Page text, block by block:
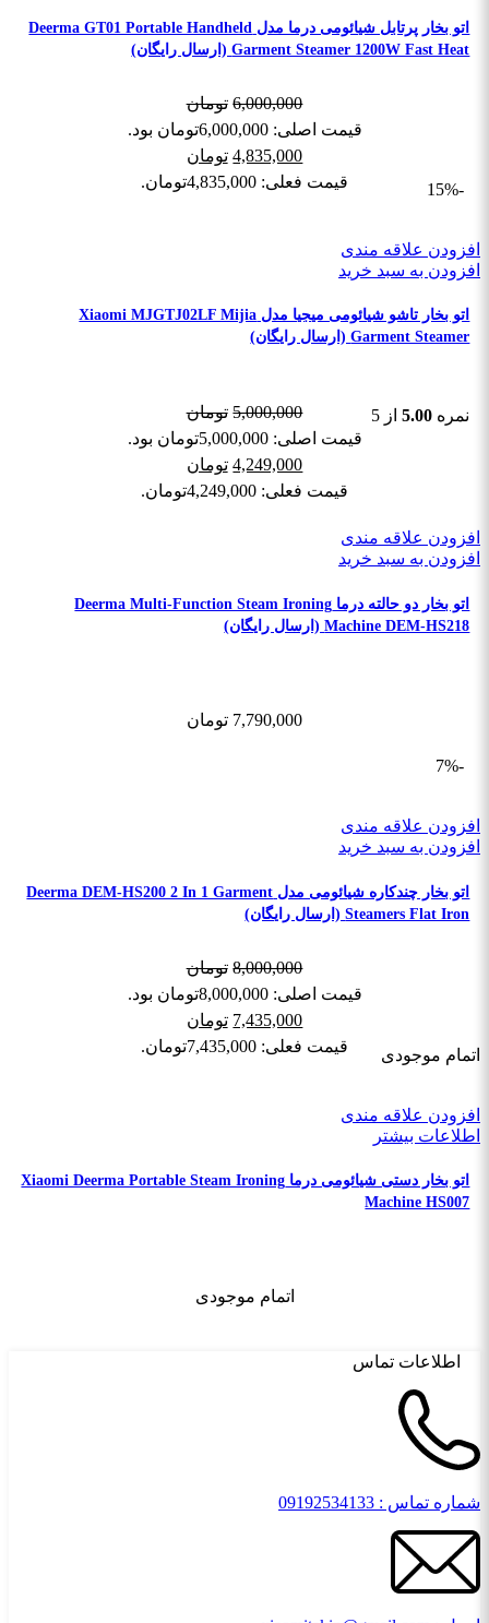
اتو بخار پرتابل شیائومی درما مدل Deerma GT01 Portable Handheld
Garment Steamer 1200W Fast Heat (ارسال رایگان)
6,000,000 تومان
قیمت اصلی: 6,000,000تومان بود.
4,835,000 تومان
قیمت فعلی: 4,835,000تومان.
-15%
افزودن علاقه مندی
افزودن به سبد خرید
اتو بخار تاشو شیائومی میجیا مدل Xiaomi MJGTJ02LF Mijia
Garment Steamer (ارسال رایگان)
نمره 5.00از 5 5,000,000 تومان
قیمت اصلی: 5,000,000تومان بود.
4,249,000 تومان
قیمت فعلی: 4,249,000تومان.
افزودن علاقه مندی
افزودن به سبد خرید
اتو بخار دو حالته درما Deerma Multi-Function Steam Ironing
Machine DEM-HS218 (ارسال رایگان)
7,790,000 تومان
-7%
افزودن علاقه مندی
افزودن به سبد خرید
اتو بخار چندکاره شیائومی مدل Deerma DEM-HS200 2 In 1 Garment
Steamers Flat Iron (ارسال رایگان)
8,000,000 تومان
قیمت اصلی: 8,000,000تومان بود.
7,435,000 تومان
قیمت فعلی: 7,435,000تومان.
اتمام موجودی
افزودن علاقه مندی
اطلاعات بیشتر
اتو بخار دستی شیائومی درما Xiaomi Deerma Portable Steam Ironing
Machine HS007
اتمام موجودی
اطلاعات تماس
شماره تماس : 09192534133